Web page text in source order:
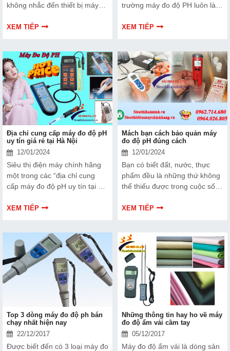
không nhắc đến thiết bị máy
được. Bạn có muốn biết tại sao
dụng máy đo độ pH” mà chúng
tôi muốn giới thiệu tới các bạn
nhé!
XEM TIẾP
trường máy đo độ PH luôn là
đây là top 3 dòng máy đo độ
XEM TIẾP
Địa chỉ cung cấp máy đo độ pH
uy tín giá rẻ tại Hà Nội
12/01/2024
Siêu thị điện máy chính hãng
một trong các “địa chỉ cung
cấp máy đo độ pH uy tín tại Hà
để biết được tại sao Hải Minh
XEM TIẾP
Mách bạn cách bảo quản máy
đo độ pH đúng cách
12/01/2024
Bạn có biết đất, nước, thực
phẩm đều là những thứ không
thể thiếu được trong cuộc sống
không thể sống mà thiếu
ra đời nhằm cải thiện và bảo
đảm độ an toàn cho những thứ
này, chẳng hạn như thiết bị
máy đo độ pH.
XEM TIẾP
Top 3 dòng máy đo độ ph bán
chạy nhất hiện nay
22/12/2017
Được biết đến có 3 loại máy đo
Những thông tin hay ho về máy
đo độ ẩm vải cầm tay
05/12/2017
Máy đo độ ẩm vải là dòng sản